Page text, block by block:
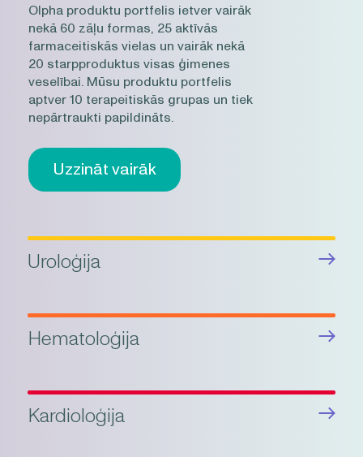
Olpha produktu portfelis ietver vairāk
nekā 60 zāļu formas, 25 aktīvās
farmaceitiskās vielas un vairāk nekā
20 starpproduktus visas ģimenes
veselībai. Mūsu produktu portfelis
aptver 10 terapeitiskās grupas un tiek
nepārtraukti papildināts.
Uzzināt vairāk
Uroloģija
Hematoloģija
Kardioloģija